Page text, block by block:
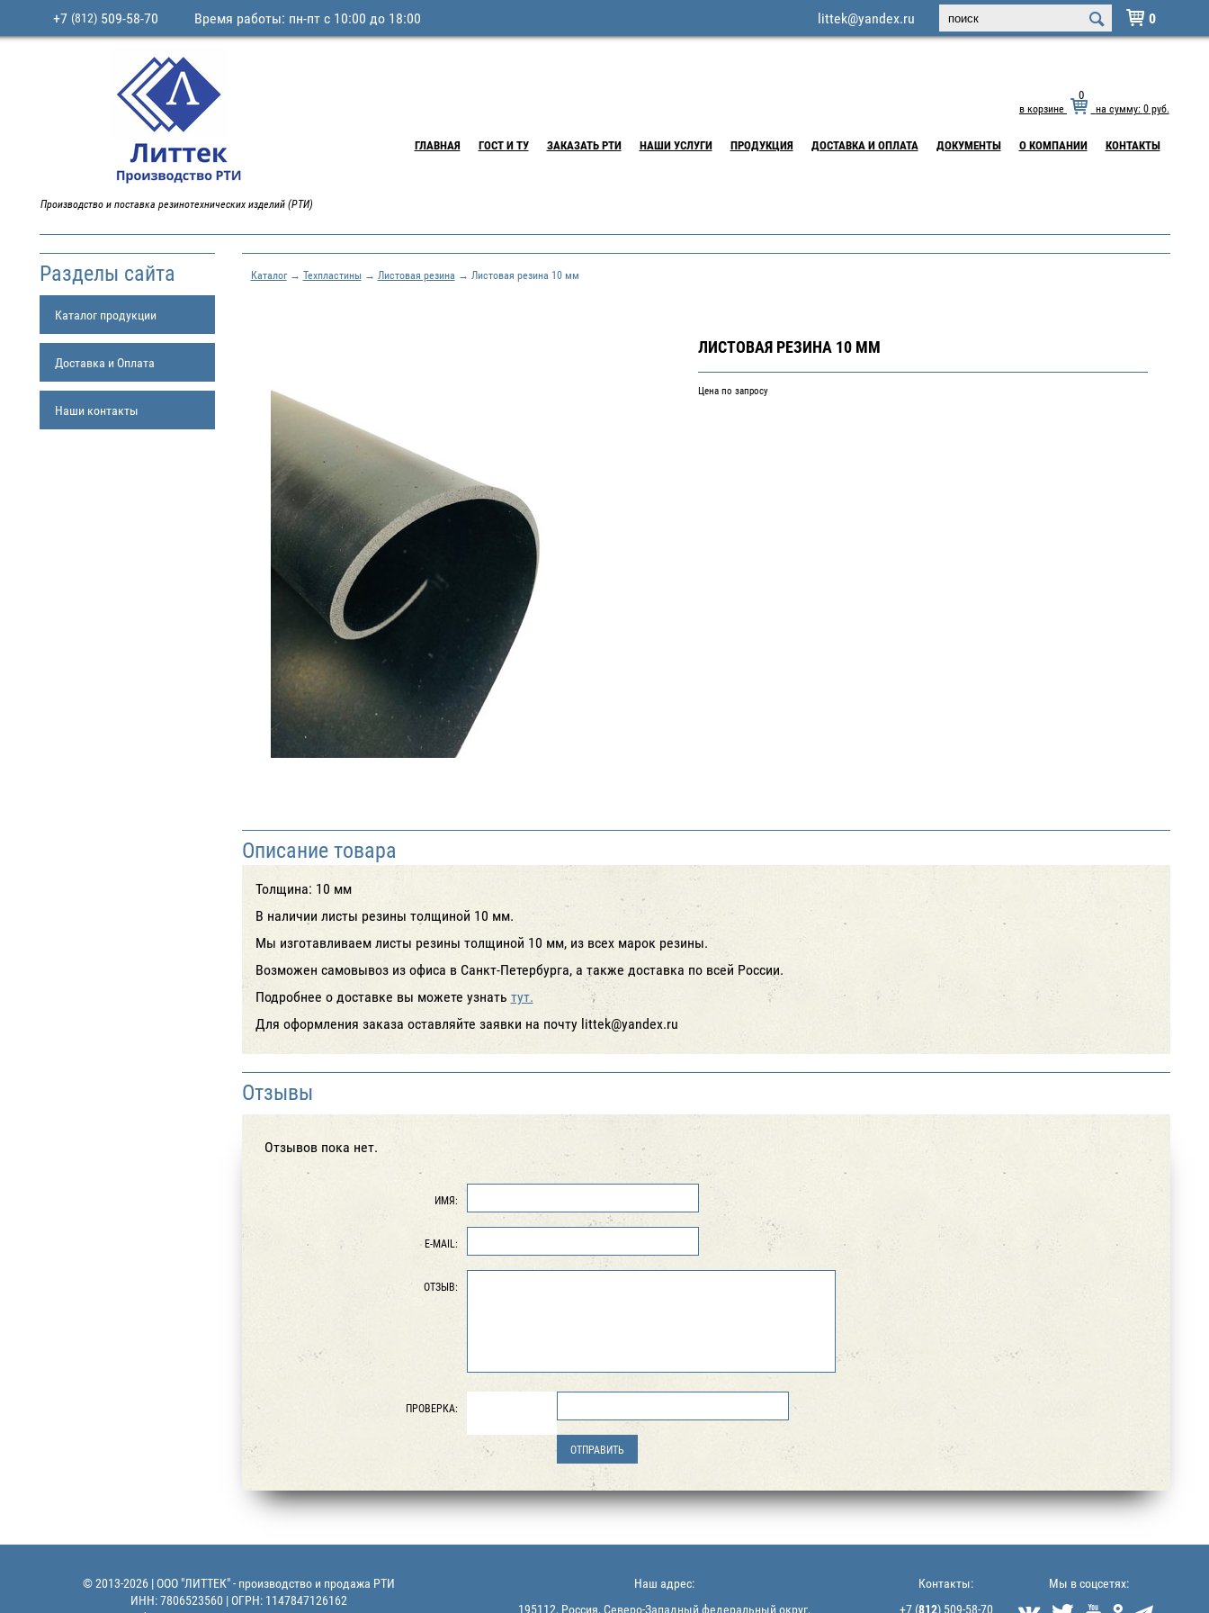
 0
+7 (812)509-58-70 Время работы: пн-пт с 10:00 до 18:00 littek@yandex.ru
Производство и поставка резинотехнических изделий (РТИ)
в корзине
0
на сумму: 0руб.
ГЛАВНАЯ ГОСТ И ТУ ЗАКАЗАТЬ РТИ НАШИ УСЛУГИ ПРОДУКЦИЯ ДОСТАВКА И ОПЛАТА ДОКУМЕНТЫ О КОМПАНИИ КОНТАКТЫ
Разделы сайта
Каталог продукции
Доставка и Оплата
Наши контакты
Каталог→ Техпластины→ Листовая резина → Листовая резина 10 мм
ЛИСТОВАЯ РЕЗИНА 10 ММ
Цена по запросу
Описание товара
Толщина: 10 мм
В наличии листы резины толщиной 10 мм.
Мы изготавливаем листы резины толщиной 10 мм, из всех марок резины.
Возможен самовывоз из офиса в Санкт-Петербурга, а также доставка по всей России.
Подробнее о доставке вы можете узнать тут.
Для оформления заказа оставляйте заявки на почту littek@yandex.ru
Отзывы
Отзывов пока нет.
ИМЯ:
E-MAIL:
ОТЗЫВ:
ПРОВЕРКА:
© 2013-2026 | ООО "ЛИТТЕК" - производство и продажа РТИ
ИНН: 7806523560 | ОГРН: 1147847126162
Наш адрес:
195112, Россия, Северо-Западный федеральный округ,
Контакты:
+7 (812) 509-58-70
Мы в соцсетях: